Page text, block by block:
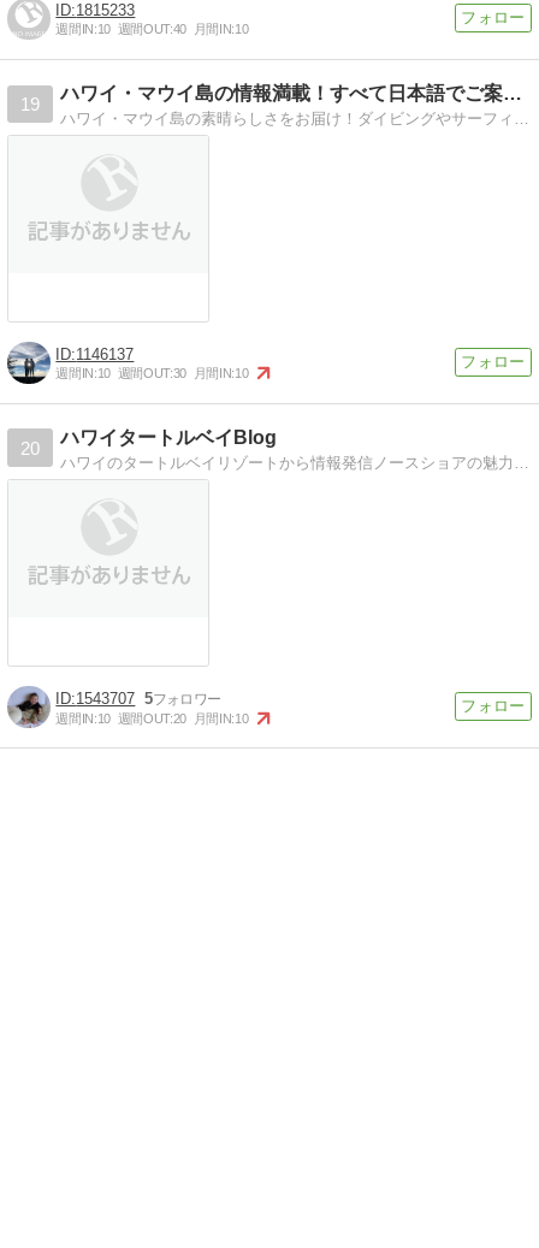
1815233
週間IN:10 週間OUT:40 月間IN:10
19
ハワイ・マウイ島の情報満載！すべて日本語でご案内！
1146137
週間IN:10 週間OUT:30 月間IN:10
20
ハワイタートルベイBlog
1543707 5
週間IN:10 週間OUT:20 月間IN:10